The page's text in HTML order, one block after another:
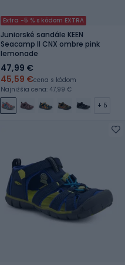
Extra -5 % s kódom EXTRA
Juniorské sandále KEEN
Seacamp II CNX ombre pink
lemonade
47,99 €
45,59 €cena s kódom
Najnižšia cena: 47,99 €
+ 5